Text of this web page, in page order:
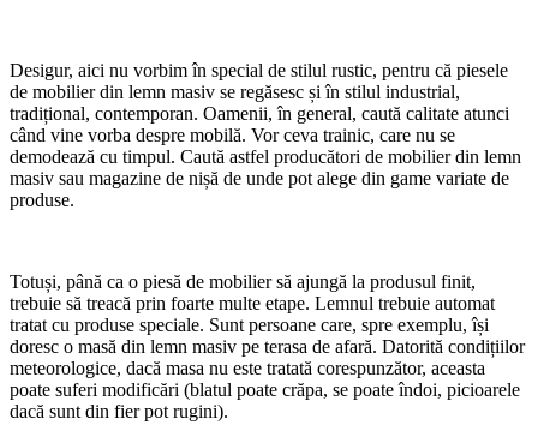
Desigur, aici nu vorbim în special de stilul rustic, pentru că piesele
de mobilier din lemn masiv se regăsesc și în stilul industrial,
tradițional, contemporan. Oamenii, în general, caută calitate atunci
când vine vorba despre mobilă. Vor ceva trainic, care nu se
demodează cu timpul. Caută astfel producători de mobilier din lemn
masiv sau magazine de nișă de unde pot alege din game variate de
produse.
Totuși, până ca o piesă de mobilier să ajungă la produsul finit,
trebuie să treacă prin foarte multe etape. Lemnul trebuie automat
tratat cu produse speciale. Sunt persoane care, spre exemplu, își
doresc o masă din lemn masiv pe terasa de afară. Datorită condițiilor
meteorologice, dacă masa nu este tratată corespunzător, aceasta
poate suferi modificări (blatul poate crăpa, se poate îndoi, picioarele
dacă sunt din fier pot rugini).